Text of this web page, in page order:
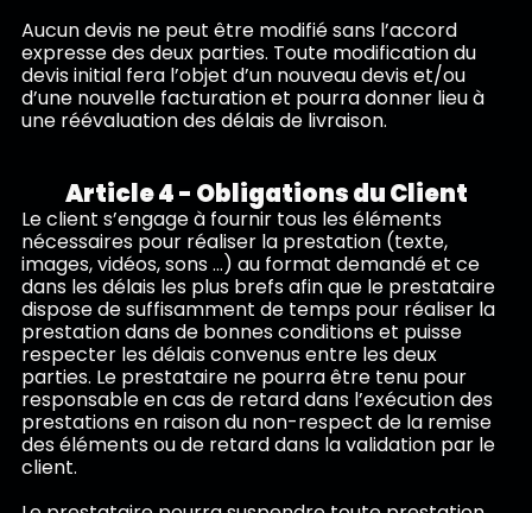
Aucun devis ne peut être modifié sans l’accord
expresse des deux parties. Toute modification du
devis initial fera l’objet d’un nouveau devis et/ou
d’une nouvelle facturation et pourra donner lieu à
une réévaluation des délais de livraison.
Article 4 - Obligations du Client
Le client s’engage à fournir tous les éléments
nécessaires pour réaliser la prestation (texte,
images, vidéos, sons …) au format demandé et ce
dans les délais les plus brefs afin que le prestataire
dispose de suffisamment de temps pour réaliser la
prestation dans de bonnes conditions et puisse
respecter les délais convenus entre les deux
parties. Le prestataire ne pourra être tenu pour
responsable en cas de retard dans l’exécution des
prestations en raison du non-respect de la remise
des éléments ou de retard dans la validation par le
client.